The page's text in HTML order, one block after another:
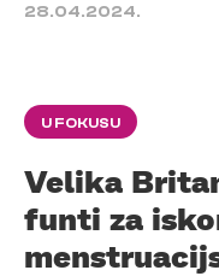
28.04.2024.
U FOKUSU
Velika
funti za